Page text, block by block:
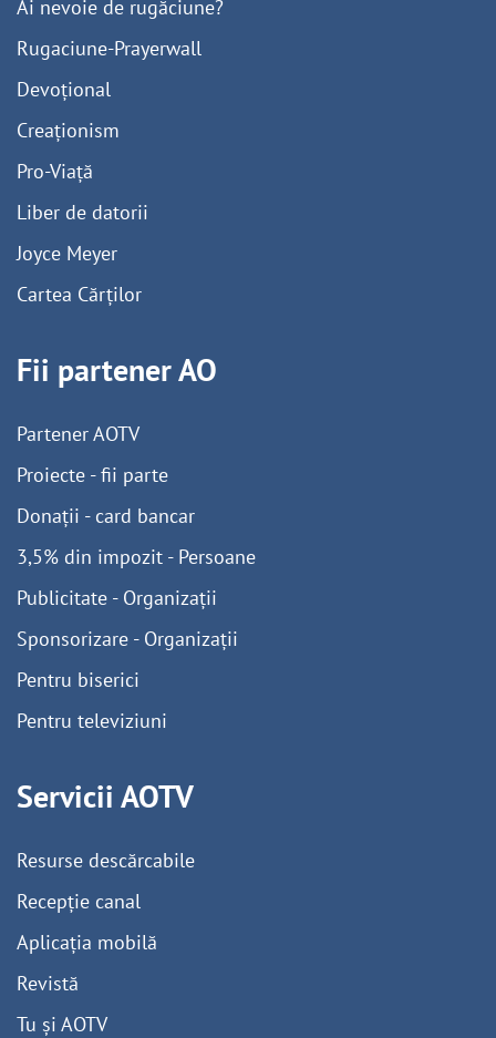
Ai nevoie de rugăciune?
Rugaciune-Prayerwall
Devoțional
Creaționism
Pro-Viață
Liber de datorii
Joyce Meyer
Cartea Cărților
Fii partener AO
Partener AOTV
Proiecte - fii parte
Donații - card bancar
3,5% din impozit - Persoane
Publicitate - Organizații
Sponsorizare - Organizații
Pentru biserici
Pentru televiziuni
Servicii AOTV
Resurse descărcabile
Recepție canal
Aplicația mobilă
Revistă
Tu și AOTV